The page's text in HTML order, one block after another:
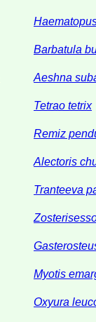
Barbatula
Aeshna
Tetrao tetrix
Remiz
Alectoris
Tranteeva
Myotis
Oxyura